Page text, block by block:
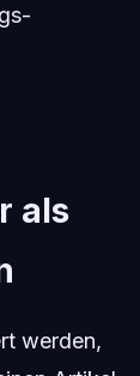
als
werden,